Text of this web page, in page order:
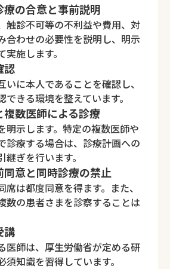
療の合意と事前説明
触診不可等の不利益や費用、対
合わせの必要性を説明し、明示
施します。
認
いに本人であることを確認し、
できる環境を整えています。
複数医師による診療
明示します。特定の複数医師や
診療する場合は、診療計画への
ぎを行います。
同意と同時診療の禁止
席は都度同意を得ます。また、
数の患者さまを診察することは
講
医師は、厚生労働省が定める研
須知識を習得しています。